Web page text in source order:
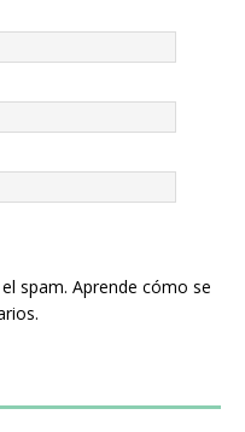
spam. Aprende cómo se